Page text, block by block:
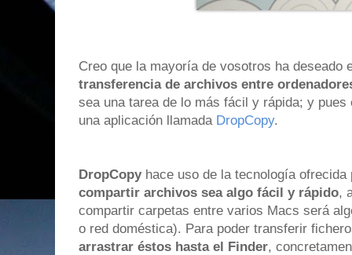
Creo que la mayoría de vosotros ha deseado
transferencia de archivos entre
sea una tarea de lo más fácil y rápida; y
una aplicación llamada DropCopy.
DropCopyhace uso de la tecnología
compartir archivos sea algo fácil y rápido,
compartir carpetas entre varios Macs será
o red doméstica). Para poder transferir
arrastrar éstos hasta el Finder,